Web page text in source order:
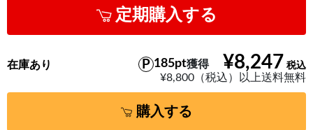
定期購入する
¥8,247
185pt獲得
¥8,800（税込）以上送料無料
在庫あり
購入する